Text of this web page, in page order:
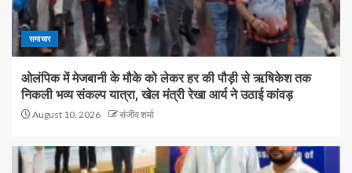
समाचार
ओलंपिक में मेजबानी के मौके को लेकर हर की पौड़ी से ऋषिकेश तक
निकली भव्य संकल्प यात्रा, खेल मंत्री रेखा आर्य ने उठाई कांवड़
August 10, 2026 संजीव शर्मा